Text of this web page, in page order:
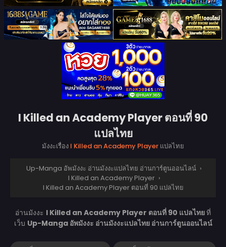
I Killed an Academy Player ตอนที่ 90
แปลไทย
มังงะเรื่อง I Killed an Academy Player แปลไทย
Up-Manga อัพมังงะ อ่านมังงะแปลไทย อ่านการ์ตูนออนไลน์ ›
I Killed an Academy Player ›
I Killed an Academy Player ตอนที่ 90 แปลไทย
อ่านมังงะ I Killed an Academy Player ตอนที่ 90 แปลไทยที่
เว็บ Up-Manga อัพมังงะ อ่านมังงะแปลไทย อ่านการ์ตูนออนไลน์